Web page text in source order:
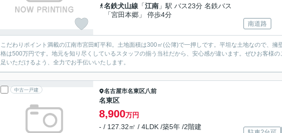
名鉄犬山線 「江南 」駅 バス23分 名鉄バス
「宮田本郷」 停歩4分
南道路
こだわりポイント満載の江南市宮田町平和。土地面積は300㎡(公簿)で一押しです。平坦な土地なので、擁
格は500万円です。地元を知り尽くしているスタッフの揃う当社だから、安心感が違います。ぜひお客様
足いただけるよう、全力でお手伝いいたします。
中古一戸建 名古屋市名東区八前
名東区
8,900万円
- / 127.32㎡ / 4LDK /築5年 /2階建